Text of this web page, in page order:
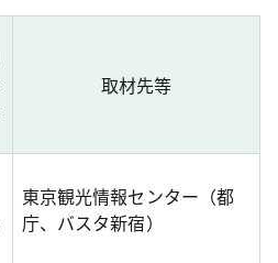
取材先等
東京観光情報センター（都
庁、バスタ新宿）